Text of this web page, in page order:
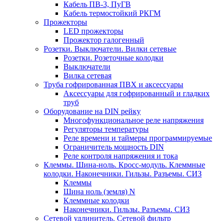
Кабель ПВ-3, ПуГВ
Кабель термостойкий РКГМ
Прожекторы
LED прожекторы
Прожектор галогенный
Розетки. Выключатели. Вилки сетевые
Розетки. Розеточные колодки
Выключатели
Вилка сетевая
Труба гофрированная ПВХ и аксессуары
Аксессуары для гофрированный и гладких
труб
Оборудование на DIN рейку
Многофункциональное реле напряжения
Регуляторы температуры
Реле времени и таймеры программируемые
Ограничитель мощность DIN
Реле контроля напряжения и тока
Клеммы. Шина-ноль. Кросс-модуль. Клеммные
колодки. Наконечники. Гильзы. Разъемы. СИЗ
Клеммы
Шина ноль (земля) N
Клеммные колодки
Наконечники. Гильзы. Разъемы. СИЗ
Сетевой удлинитель. Сетевой фильтр